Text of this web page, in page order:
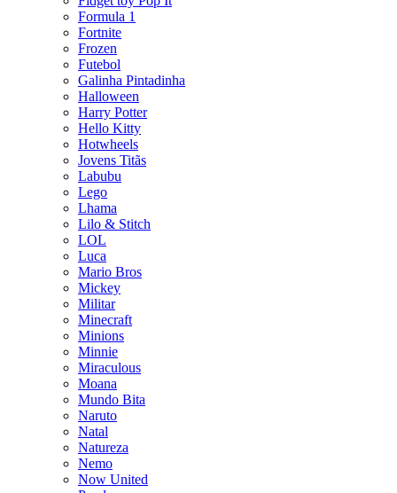
Formula 1
Fortnite
Frozen
Futebol
Galinha Pintadinha
Halloween
Harry Potter
Hello Kitty
Hotwheels
Jovens Titãs
Labubu
Lego
Lhama
Lilo & Stitch
LOL
Luca
Mario Bros
Mickey
Militar
Minecraft
Minions
Minnie
Miraculous
Moana
Mundo Bita
Naruto
Natal
Natureza
Nemo
Now United